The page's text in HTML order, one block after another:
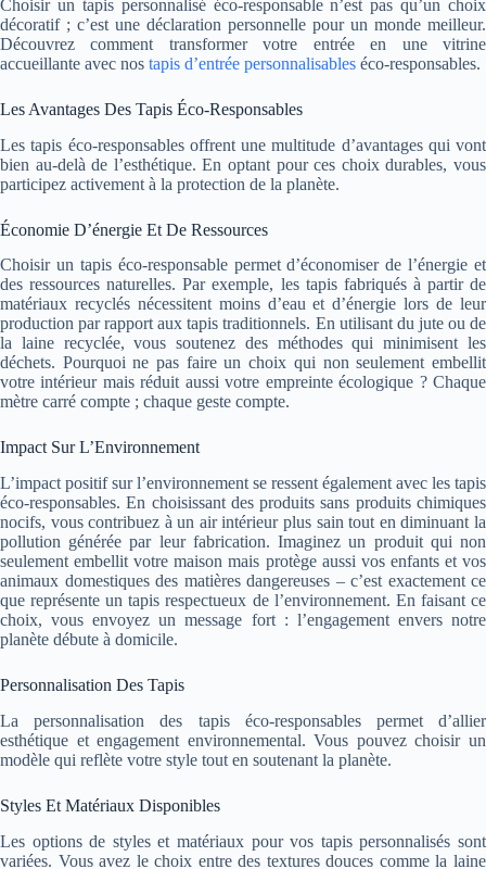
Choisir un tapis personnalisé éco-responsable n’est pas qu’un choix
décoratif ; c’est une déclaration personnelle pour un monde meilleur.
Découvrez comment transformer votre entrée en une vitrine
accueillante avec nos tapis d’entrée personnalisables éco-responsables.
Les Avantages Des Tapis Éco-Responsables
Les tapis éco-responsables offrent une multitude d’avantages qui vont
bien au-delà de l’esthétique. En optant pour ces choix durables, vous
participez activement à la protection de la planète.
Économie D’énergie Et De Ressources
Choisir un tapis éco-responsable permet d’économiser de l’énergie et
des ressources naturelles. Par exemple, les tapis fabriqués à partir de
matériaux recyclés nécessitent moins d’eau et d’énergie lors de leur
production par rapport aux tapis traditionnels. En utilisant du jute ou de
la laine recyclée, vous soutenez des méthodes qui minimisent les
déchets. Pourquoi ne pas faire un choix qui non seulement embellit
votre intérieur mais réduit aussi votre empreinte écologique ? Chaque
mètre carré compte ; chaque geste compte.
Impact Sur L’Environnement
L’impact positif sur l’environnement se ressent également avec les tapis
éco-responsables. En choisissant des produits sans produits chimiques
nocifs, vous contribuez à un air intérieur plus sain tout en diminuant la
pollution générée par leur fabrication. Imaginez un produit qui non
seulement embellit votre maison mais protège aussi vos enfants et vos
animaux domestiques des matières dangereuses – c’est exactement ce
que représente un tapis respectueux de l’environnement. En faisant ce
choix, vous envoyez un message fort : l’engagement envers notre
planète débute à domicile.
Personnalisation Des Tapis
La personnalisation des tapis éco-responsables permet d’allier
esthétique et engagement environnemental. Vous pouvez choisir un
modèle qui reflète votre style tout en soutenant la planète.
Styles Et Matériaux Disponibles
Les options de styles et matériaux pour vos tapis personnalisés sont
variées. Vous avez le choix entre des textures douces comme la laine